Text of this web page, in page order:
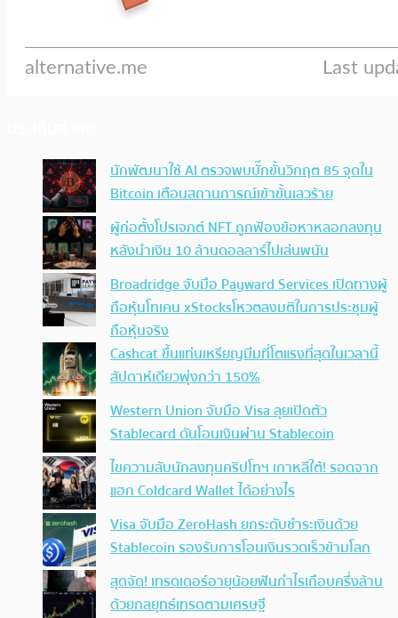
นักพัฒนาใช้ AI ตรวจพบบั๊กขั้นวิกฤต 85 จุดใน
Bitcoin เตือนสถานการณ์เข้าขั้นเลวร้าย
ผู้ก่อตั้งโปรเจกต์ NFT ถูกฟ้องข้อหาหลอกลงทุน
หลังนำเงิน 10 ล้านดอลลาร์ไปเล่นพนัน
Broadridge จับมือ Payward Services เปิดทางผู้
ถือหุ้นโทเคน xStocksโหวตลงมติในการประชุมผู้
ถือหุ้นจริง
Cashcat ขึ้นแท่นเหรียญมีมที่โตแรงที่สุดในเวลานี้
สัปดาห์เดียวพุ่งกว่า 150%
Western Union จับมือ Visa ลุยเปิดตัว
Stablecard ดันโอนเงินผ่าน Stablecoin
ไขความลับนักลงทุนคริปโทฯ เกาหลีใต้! รอดจาก
แฮก Coldcard Wallet ได้อย่างไร
Visa จับมือ ZeroHash ยกระดับชำระเงินด้วย
Stablecoin รองรับการโอนเงินรวดเร็วข้ามโลก
สุดจัด! เทรดเดอร์อายุน้อยฟันกำไรเกือบครึ่งล้าน
ด้วยกลยุทธ์เทรดตามเศรษฐี